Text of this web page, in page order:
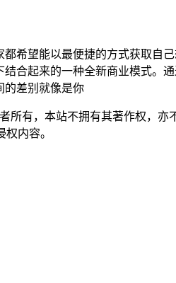
希望能以最便捷的方式获取自
合起来的一种全新商业模式。
的差别就像是你
所有，本站不拥有其著作权，
内容。